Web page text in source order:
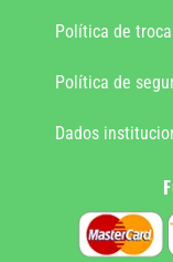
Política de
Política de
Dados